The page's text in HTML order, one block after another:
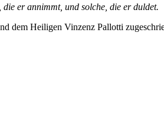
er annimmt, und solche, die er duldet.
dem Heiligen Vinzenz Pallotti